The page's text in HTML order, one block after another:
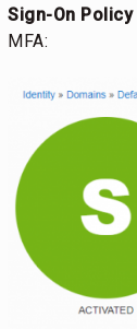
Sign-On Policy
MFA: